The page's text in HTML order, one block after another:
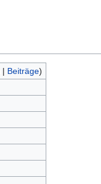
| Beiträge)